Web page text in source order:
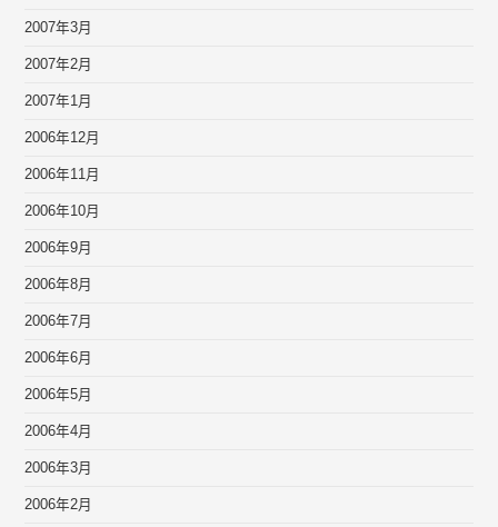
2007年3月
2007年2月
2007年1月
2006年12月
2006年11月
2006年10月
2006年9月
2006年8月
2006年7月
2006年6月
2006年5月
2006年4月
2006年3月
2006年2月